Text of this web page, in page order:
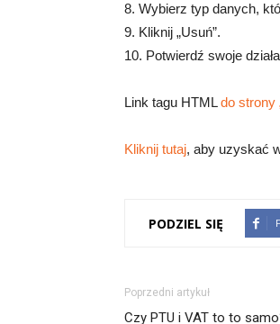
8. Wybierz typ danych,
9. Kliknij „Usuń”.
10. Potwierdź swoje
Link tagu HTMLdo strony
Kliknij tutaj, aby uzyskać
PODZIEL SIĘ
Poprzedni artykuł
Czy PTU i VAT to to